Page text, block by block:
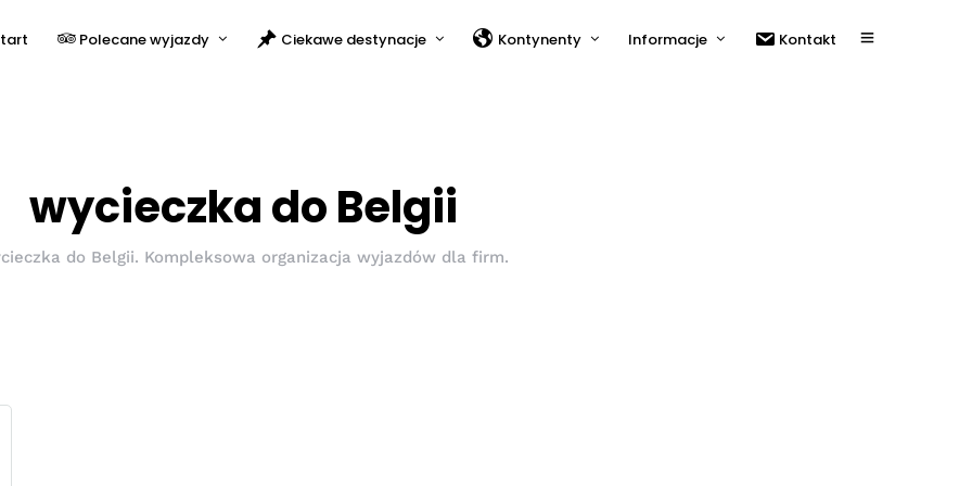
Polecane wyjazdy Ciekawe destynacje Kontynenty Informacje Kontakt
wycieczka do Belgii
do Belgii. Kompleksowa organizacja wyjazdów dla firm.